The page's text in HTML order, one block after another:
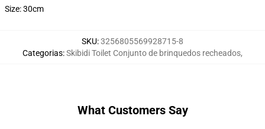
Size: 30cm
SKU:3256805569928715-8
Categorias:Skibidi Toilet Conjunto de brinquedos recheados,
What Customers Say